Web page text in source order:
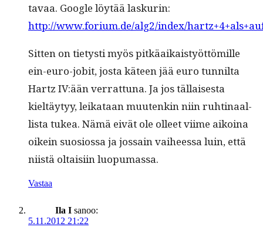
tavaa. Google löytää laskurin:
http://www.forium.de/alg2/index/
Sit­ten on tietysti myös pitkäaikaistyöt­tömille
ein-euro-jobit, jos­ta käteen jää euro tun­nil­ta
Hartz IV:ään ver­rat­tuna. Ja jos täl­lais­es­ta
kieltäy­tyy, leikataan muutenkin niin ruhti­naal­
lista tukea. Nämä eivät ole olleet viime aikoina
oikein suo­sios­sa ja jos­sain vai­heessa luin, että
niistä oltaisi­in luopumassa.
Vastaa
Ila I sanoo:
5.11.2012 21:22